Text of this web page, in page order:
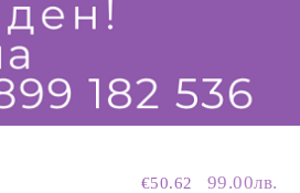
€50.62 99.00лв.